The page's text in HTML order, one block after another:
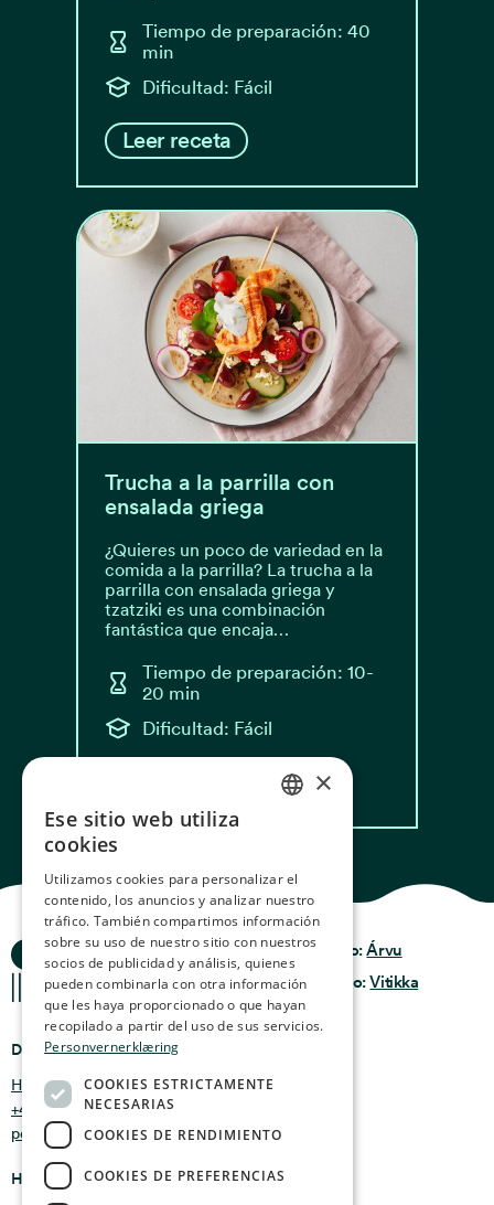
Tiempo de preparación: 40
min
Dificultad: Fácil
Leer receta
Trucha a la parrilla con
ensalada griega
¿Quieres un poco de variedad en la
comida a la parrilla? La trucha a la
parrilla con ensalada griega y
tzatziki es una combinación
fantástica que encaja…
Tiempo de preparación: 10-
20 min
Dificultad: Fácil
Historias del Océano
Dónde encontrarnos
Holmen 4b, 9750 Honningsvåg, Noruega
+47 47 99 00 95
post@oceanstories.no
Horarios de apertura
Privacidad y Política
Términos y
condiciones
Diseño:Árvu
Código:Vitikka
NORWEGIAN
GERMAN
FRENCH
SPANISH
FINNISH
×
Ese sitio web utiliza
cookies
Utilizamos cookies para personalizar el
contenido, los anuncios y analizar nuestro
tráfico. También compartimos información
sobre su uso de nuestro sitio con nuestros
socios de publicidad y análisis, quienes
pueden combinarla con otra información
que les haya proporcionado o que hayan
recopilado a partir del uso de sus servicios.
Personvernerklæring
COOKIES ESTRICTAMENTE
NECESARIAS
COOKIES DE RENDIMIENTO
COOKIES DE PREFERENCIAS